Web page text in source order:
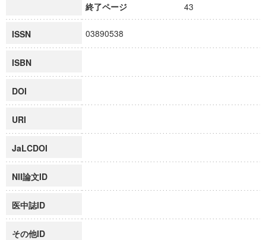
終了ページ
43
ISSN 03890538
ISBN
DOI
URI
JaLCDOI
NII論文ID
医中誌ID
その他ID